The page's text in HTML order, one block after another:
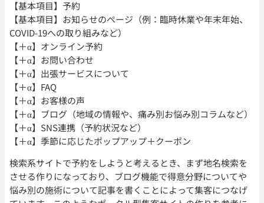
【基本項目】予約
【基本項目】お知らせのページ（例：臨時休業や年末年始、
COVID-19への取り組みなど）
【＋α】オンライン予約
【＋α】お問い合わせ
【＋α】出張サービスについて
【＋α】FAQ
【＋α】お客様の声
【＋α】ブログ（地域の情報や、痛み別お悩み別コラムなど）
【＋α】SNS連携（予約状況など）
【＋α】季節に応じたポップアップ＋クーポン
検索系サイトで予約をしようと考えるとき、まず地名検索を
させる作りになっており、ブログ機能で得意分野についてや
悩み別の施術について記事を書くことによって集客につなげ